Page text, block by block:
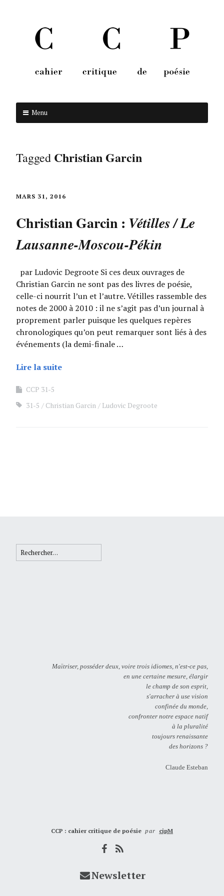
Menu
Tagged Christian Garcin
MARS 31, 2016
Christian Garcin : Vétilles / Le
Lausanne-Moscou-Pékin
par Ludovic Degroote Si ces deux ouvrages de
Christian Garcin ne sont pas des livres de poésie,
celle-ci nourrit l’un et l’autre. Vétilles rassemble des
notes de 2000 à 2010 : il ne s’agit pas d’un journal à
proprement parler puisque les quelques repères
chronologiques qu’on peut remarquer sont liés à des
événements (la demi-finale …
Lire la suite
CCP 31-5
31-5
Christian Garcin Ludovic Degroote
Rechercher :
Maïtriser, posséder deux, voire trois idiomes, n'est-ce pas,
en une certaine mesure, élargir
le champ de son esprit,
s'arracher à use vision
confinée du monde,
confronter notre espace natif
à la pluralité
toujours renaissante
des horizons ?
Claude Esteban
CCP : cahier critique de poésie par cipM
Newsletter